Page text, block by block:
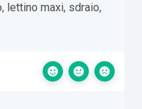
lettino maxi, sdraio,